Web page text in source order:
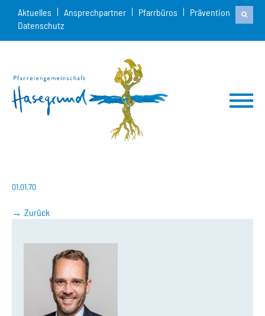
Aktuelles Ansprechpartner Pfarrbüros
Prävention
Datenschutz
01.01.70
Zurück